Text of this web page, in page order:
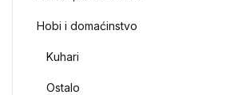
Hobi i domaćinstvo
Kuhari
Ostalo